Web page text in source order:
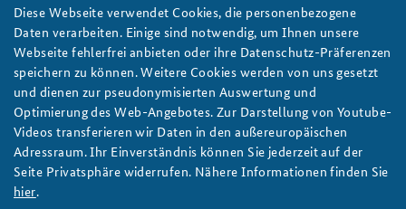
Anfahrt
Freundeskreis
Deutsches Forum Sicherheitspolitik
Arbeitskreis "Junge Sicherheitspolitiker"
Das Sicherheitspolitische Gespräch an der BAKS
Studierendenkonferenz Sicherheitspolitik gestalten
Newsletter-Archiv
Unternehmensaufgabe
Wie können sich Wirtschaft und Staat angesichts hybrider
Angriffe gemeinsam resilient aufstellen? Eine Studie des
Beratungsunternehmens Strategy& in Kooperation mit der BAKS
liefert anlässlich der Münchner Sicherheitskonferenz 2026
Vorschläge. Foto: Deutsche Bahn AG / Volker Emersleben
weiter
Wirtschaft,Unternehmen ,Resilienz,Handlungsfähigkeit,
Diese Webseite verwendet Cookies, die personenbezogene
Daten verarbeiten. Einige sind notwendig, um Ihnen unsere
Webseite fehlerfrei anbieten oder ihre Datenschutz-Präferenzen
speichern zu können. Weitere Cookies werden von uns gesetzt
und dienen zur pseudonymisierten Auswertung und
Optimierung des Web-Angebotes. Zur Darstellung von Youtube-
Videos transferieren wir Daten in den außereuropäischen
Adressraum. Ihr Einverständnis können Sie jederzeit auf der
Seite Privatsphäre widerrufen. Nähere Informationen finden Sie
hier.